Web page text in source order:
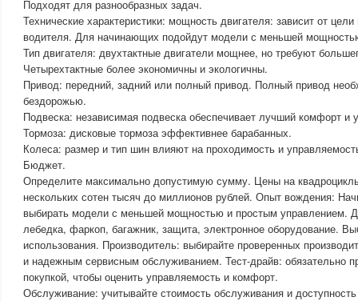
Подходят для разнообразных задач.
Технические характеристики: мощность двигателя: зависит от
водителя. Для начинающих подойдут модели с меньшей
Тип двигателя: двухтактные двигатели мощнее, но требуют
Четырехтактные более экономичны и экологичны.
Привод: передний, задний или полный привод. Полный привод
бездорожью.
Подвеска: независимая подвеска обеспечивает лучший комфорт и
Тормоза: дисковые тормоза эффективнее барабанных.
Колеса: размер и тип шин влияют на проходимость и
Бюджет.
Определите максимально допустимую сумму. Цены на
нескольких сотен тысяч до миллионов рублей. Опыт вождения:
выбирать модели с меньшей мощностью и простым управлением.
лебедка, фаркоп, багажник, защита, электронное оборудование.
использования. Производитель: выбирайте проверенных
и надежным сервисным обслуживанием. Тест-драйв: обязательно
покупкой, чтобы оценить управляемость и комфорт.
Обслуживание: учитывайте стоимость обслуживания и